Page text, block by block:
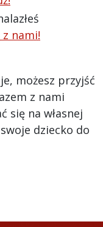
nami!
możesz przyjść
z nami
się na własnej
dziecko do